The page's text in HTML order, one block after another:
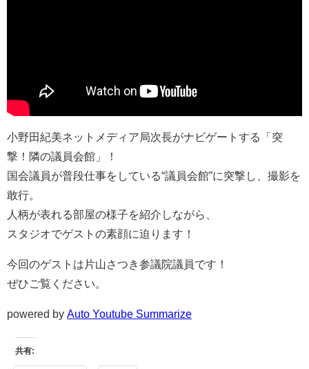
小野田紀美ネットメディア局次長がナビゲートする「突
撃！隣の議員会館」！
国会議員が普段仕事をしている“議員会館”に突撃し、撮影を
敢行。
人柄が表れる部屋の様子を紹介しながら、
スタジオでゲストの素顔に迫ります！
今回のゲストは片山さつき参議院議員です！
ぜひご覧ください。
powered by Auto Youtube Summarize
共有: